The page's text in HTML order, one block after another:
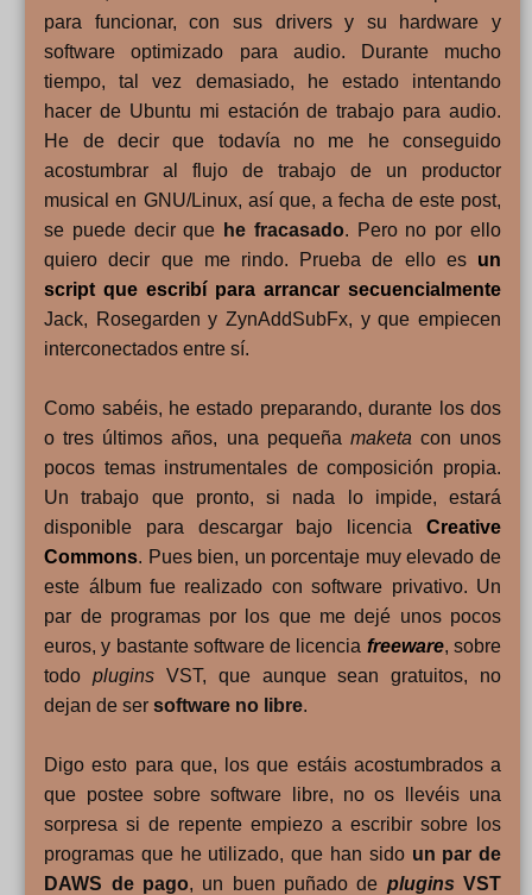
para funcionar, con sus drivers y su hardware y
software optimizado para audio. Durante mucho
tiempo, tal vez demasiado, he estado intentando
hacer de Ubuntu mi estación de trabajo para audio.
He de decir que todavía no me he conseguido
acostumbrar al flujo de trabajo de un productor
musical en GNU/Linux, así que, a fecha de este post,
se puede decir que he fracasado. Pero no por ello
quiero decir que me rindo. Prueba de ello es un
script que escribí para arrancar secuencialmente
Jack, Rosegarden y ZynAddSubFx, y que empiecen
interconectados entre sí.
Como sabéis, he estado preparando, durante los dos
o tres últimos años, una pequeña maketa con unos
pocos temas instrumentales de composición propia.
Un trabajo que pronto, si nada lo impide, estará
disponible para descargar bajo licencia Creative
Commons. Pues bien, un porcentaje muy elevado de
este álbum fue realizado con software privativo. Un
par de programas por los que me dejé unos pocos
euros, y bastante software de licencia freeware, sobre
todoplugins VST, que aunque sean gratuitos, no
dejan de sersoftware no libre.
Digo esto para que, los que estáis acostumbrados a
que postee sobre software libre, no os llevéis una
sorpresa si de repente empiezo a escribir sobre los
programas que he utilizado, que han sido un par de
DAWS de pago, un buen puñado de pluginsVST